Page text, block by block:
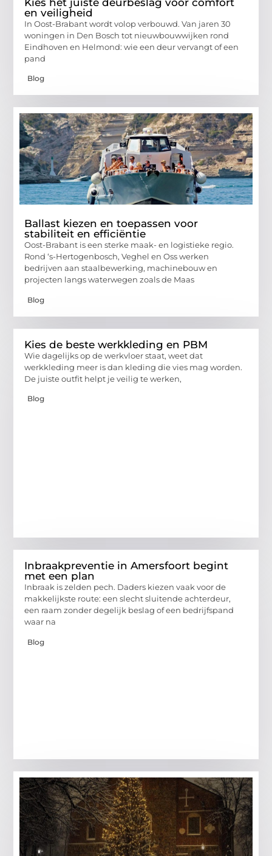
Kies het juiste deurbeslag voor comfort
en veiligheid
In Oost-Brabant wordt volop verbouwd. Van jaren 30
woningen in Den Bosch tot nieuwbouwwijken rond
Eindhoven en Helmond: wie een deur vervangt of een
pand
Blog
Ballast kiezen en toepassen voor
stabiliteit en efficiëntie
Oost-Brabant is een sterke maak- en logistieke regio.
Rond ‘s-Hertogenbosch, Veghel en Oss werken
bedrijven aan staalbewerking, machinebouw en
projecten langs waterwegen zoals de Maas
Blog
Kies de beste werkkleding en PBM
Wie dagelijks op de werkvloer staat, weet dat
werkkleding meer is dan kleding die vies mag worden.
De juiste outfit helpt je veilig te werken,
Blog
Inbraakpreventie in Amersfoort begint
met een plan
Inbraak is zelden pech. Daders kiezen vaak voor de
makkelijkste route: een slecht sluitende achterdeur,
een raam zonder degelijk beslag of een bedrijfspand
waar na
Blog